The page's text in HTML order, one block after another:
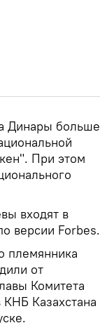
Динары больше
При этом
входят в
версии Forbes.
племянника
от
Комитета
Казахстана